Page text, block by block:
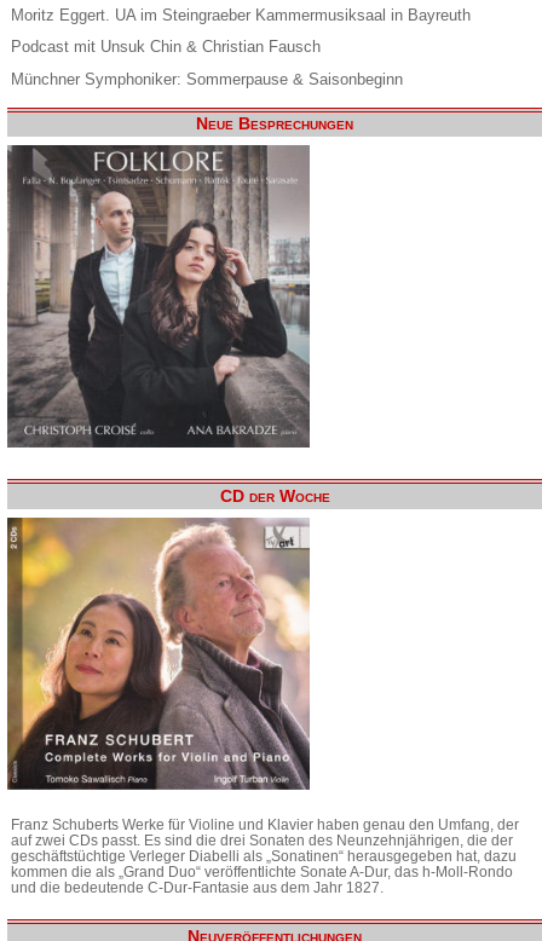
Moritz Eggert. UA im Steingraeber Kammermusiksaal in Bayreuth
Podcast mit Unsuk Chin & Christian Fausch
Münchner Symphoniker: Sommerpause & Saisonbeginn
Neue Besprechungen
CD der Woche
Franz Schuberts Werke für Violine und Klavier haben genau den Umfang, der
auf zwei CDs passt. Es sind die drei Sonaten des Neunzehnjährigen, die der
geschäftstüchtige Verleger Diabelli als „Sonatinen“ herausgegeben hat, dazu
kommen die als „Grand Duo“ veröffentlichte Sonate A-Dur, das h-Moll-Rondo
und die bedeutende C-Dur-Fantasie aus dem Jahr 1827.
Neuveröffentlichungen